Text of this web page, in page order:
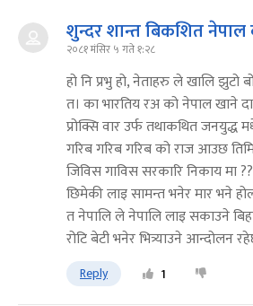
शुन्दर शान्त बिकशित नेपाल
२०८१ मंसिर ५ गते १:२८
हो नि प्रभु हो, नेताहरु ले खालि
त। का भारतिय रअ को नेपाल खाने
प्रोक्सि वार उर्फ तथाकथित जनयुद्ध
गरिब गरिब गरिब को राज आउछ
जिविस गाविस सरकारि निकाय मा
छिमेकी लाइ सामन्त भनेर मार भने
त नेपालि ले नेपालि लाइ सकाउने
रोटि बेटी भनेर भित्र्याउने आन्दोलन
Reply 1